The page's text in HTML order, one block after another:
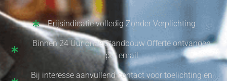
Prijsindicatie volledig Zonder Verplichting
Binnen 24 Uur onze Standbouw Offerte ontvangen
per email
Bij interesse aanvullend contact voor toelichting en